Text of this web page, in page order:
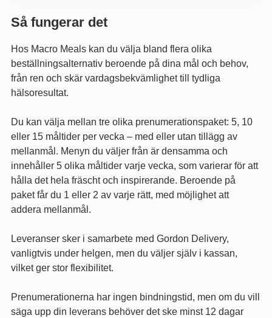
Så fungerar det
Hos Macro Meals kan du välja bland flera olika
beställningsalternativ beroende på dina mål och behov,
från ren och skär vardagsbekvämlighet till tydliga
hälsoresultat.
Du kan välja mellan tre olika prenumerationspaket: 5, 10
eller 15 måltider per vecka – med eller utan tillägg av
mellanmål. Menyn du väljer från är densamma och
innehåller 5 olika måltider varje vecka, som varierar för att
hålla det hela fräscht och inspirerande. Beroende på
paket får du 1 eller 2 av varje rätt, med möjlighet att
addera mellanmål.
Leveranser sker i samarbete med Gordon Delivery,
vanligtvis under helgen, men du väljer själv i kassan,
vilket ger stor flexibilitet.
Prenumerationerna har ingen bindningstid, men om du vill
säga upp din leverans behöver det ske minst 12 dagar